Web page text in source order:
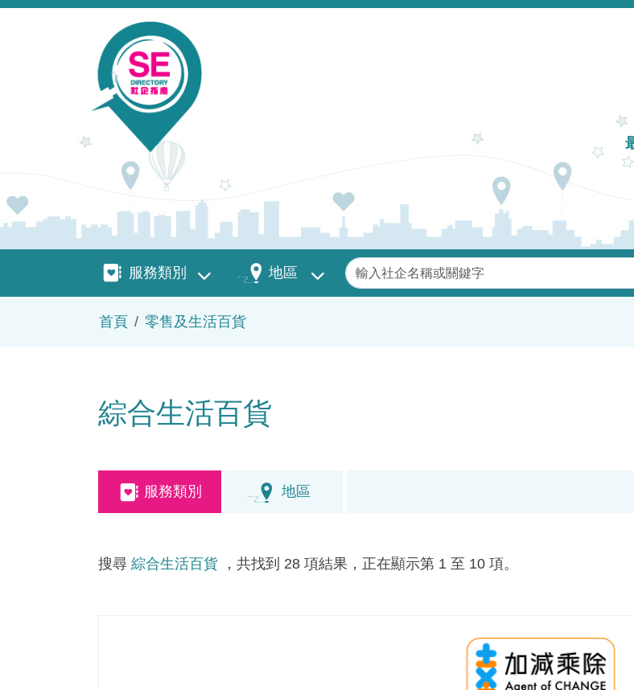
移至主內容
Main
服務類別服務類別 地區 地區 關鍵字
首頁 零售及生活百貨
綜合生活百貨
服務類別 地區
搜尋 綜合生活百貨 ，共找到 28 項結果，正在顯示第 1 至 10 項。